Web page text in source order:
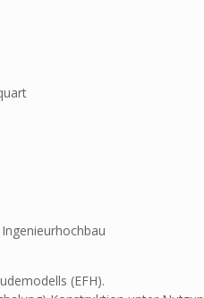
(EFH).